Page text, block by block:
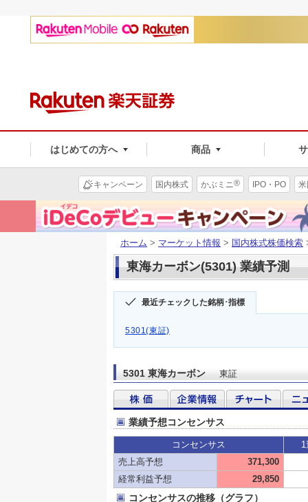
はじめての方へ 商品
キャンペーン 国内株式 かぶミニ® IPO・PO
ホーム > マーケット情報 > 国内株式株価検索
東海カーボン(5301) 業績予測
最近チェックした銘柄･指標
5301(東証)
5301 東海カーボン 東証